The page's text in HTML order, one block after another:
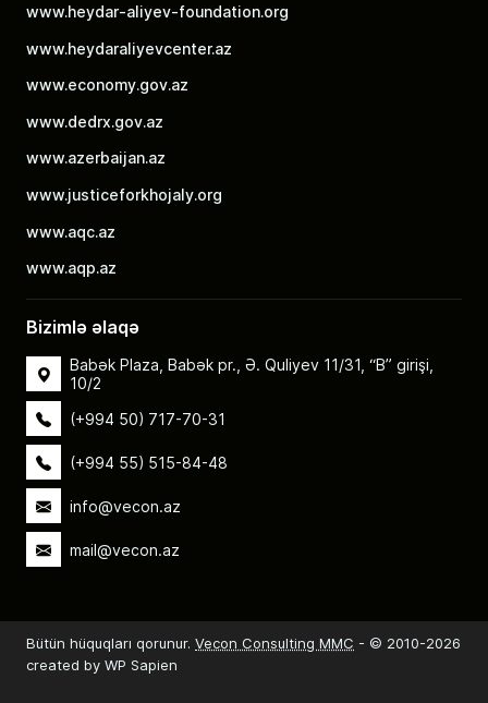
www.heydar-aliyev-foundation.org
www.heydaraliyevcenter.az
www.economy.gov.az
www.dedrx.gov.az
www.azerbaijan.az
www.justiceforkhojaly.org
www.aqc.az
www.aqp.az
Bizimlə əlaqə
Babək Plaza, Babək pr., Ə. Quliyev 11/31, “B” girişi,
10/2
(+994 50) 717-70-31
(+994 55) 515-84-48
info@vecon.az
mail@vecon.az
Bütün hüquqları qorunur. Vecon Consulting MMC - © 2010-2026
created by WP Sapien